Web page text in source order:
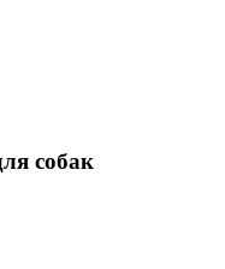
собак